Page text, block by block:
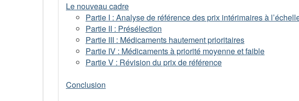
Le nouveau cadre
Partie I : Analyse de référence des prix intérimaires à
Partie II : Présélection
Partie III : Médicaments hautement prioritaires
Partie IV : Médicaments à priorité moyenne et faible
Partie V : Révision du prix de référence
Conclusion